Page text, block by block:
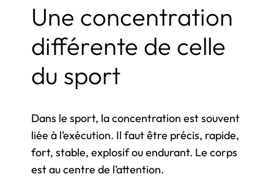
Une concentration
différente de celle
du sport
Dans le sport, la concentration est souvent
liée à l’exécution. Il faut être précis, rapide,
fort, stable, explosif ou endurant. Le corps
est au centre de l’attention.